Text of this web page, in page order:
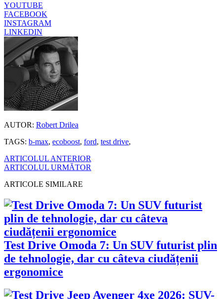
YOUTUBE
FACEBOOK
INSTAGRAM
LINKEDIN
AUTOR: Robert Drilea
TAGS: b-max, ecoboost, ford, test drive,
ARTICOLUL ANTERIOR
ARTICOLUL URMĂTOR
ARTICOLE SIMILARE
Test Drive Omoda 7: Un SUV futurist plin
de tehnologie, dar cu câteva ciudățenii
ergonomice